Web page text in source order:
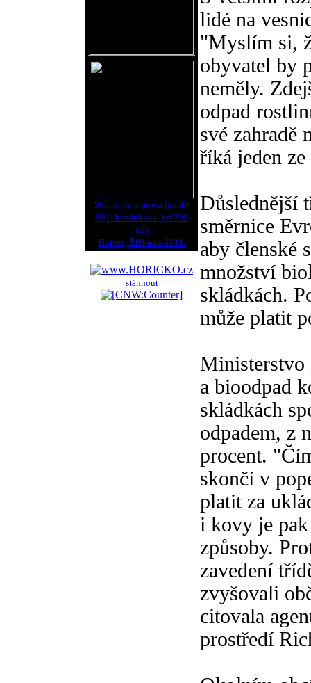
Sluchátka drátová (od 49
Kč) i bezdrátová (od 299
Kč)
Hořice, Žižkova 2131.
stáhnout
lidé na
"Myslím si,
obyvatel by
neměly.
odpad
své zahradě
říká jeden
Důslednější
směrnice
aby členské
množství
skládkách.
může platit
Ministerstvo
a bioodpad
skládkách
odpadem, z
procent.
skončí v
platit za
i kovy je
způsoby.
zavedení
zvyšovali
citovala
prostředí